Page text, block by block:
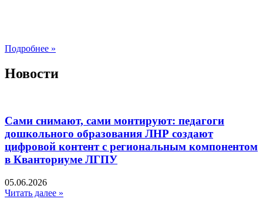
Подробнее »
Новости
Сами снимают, сами монтируют: педагоги
дошкольного образования ЛНР создают
цифровой контент с региональным компонентом
в Кванториуме ЛГПУ​
05.06.2026
Читать далее »